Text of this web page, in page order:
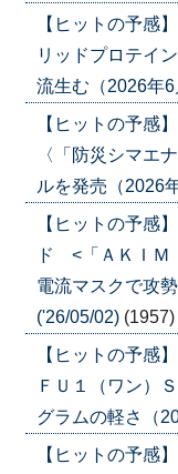
【ヒットの予感
リッドプロテイ
流生む（2026年
【ヒットの予感
〈「防災シマエ
ルを発売（2026
【ヒットの予感
ド <「ＡＫＩＭ
電流マスクで攻
('26/05/02) (1957)
【ヒットの予
ＦＵ１（ワン）
グラムの軽さ（
【ヒットの予